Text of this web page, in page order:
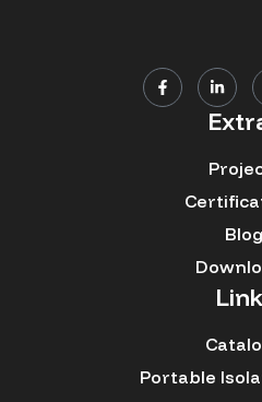
Blog
Portable